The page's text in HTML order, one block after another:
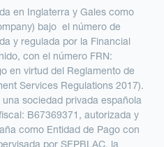
en Inglaterra y Gales como
bajo el número de
y regulada por la Financial
con el número FRN:
en virtud del Reglamento de
Services Regulations 2017).
sociedad privada española
B67369371, autorizada y
como Entidad de Pago con
por SEPBLAC, la